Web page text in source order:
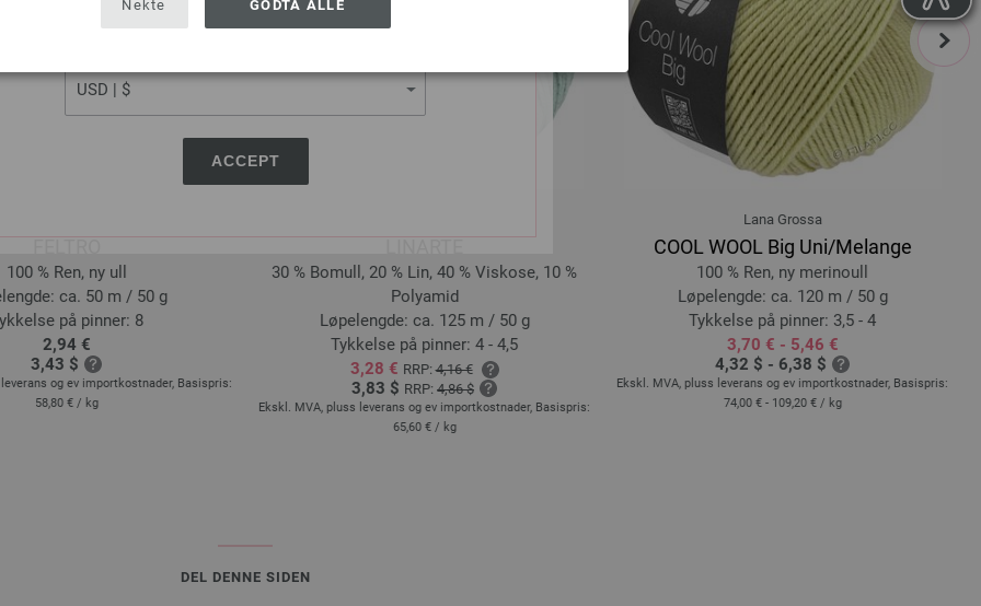
ACCEPT
Nekte GODTA ALLE
100 % Ren, ny ull
ca. 50 m / 50 g
på pinner: 8
2,94 €
3,43 $
og ev importkostnader, Basispris:
58,80 € / kg
30 % Bomull, 20 % Lin, 40 % Viskose, 10 %
Polyamid
Løpelengde: ca. 125 m / 50 g
Tykkelse på pinner: 4 - 4,5
3,28 € RRP:4,16 €
3,83 $ RRP: 4,86 $
Ekskl. MVA, pluss leverans og ev importkostnader, Basispris:
65,60 € / kg
Lana Grossa
COOL WOOL Big Uni/Melange
100 % Ren, ny merinoull
Løpelengde: ca. 120 m / 50 g
Tykkelse på pinner: 3,5 - 4
3,70 € - 5,46 €
4,32 $ - 6,38 $
Ekskl. MVA, pluss leverans og ev importkostnader, Basispris:
74,00 € - 109,20 € / kg
next
DEL DENNE SIDEN